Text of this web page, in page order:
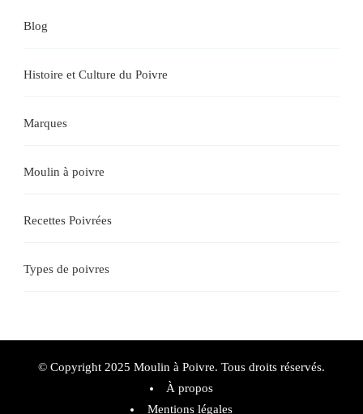
Blog
Histoire et Culture du Poivre
Marques
Moulin à poivre
Recettes Poivrées
Types de poivres
© Copyright 2025 Moulin à Poivre. Tous droits réservés.
À propos
Mentions légales